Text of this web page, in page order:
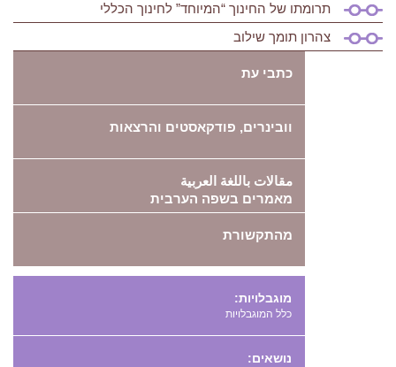
תרומתו של החינוך “המיוחד” לחינוך הכללי
צהרון תומך שילוב
כתבי עת
וובינרים, פודקאסטים והרצאות
مقالات باللغة العربية
מאמרים בשפה הערבית
מהתקשורת
מוגבלויות:
כלל המוגבלויות
נושאים: